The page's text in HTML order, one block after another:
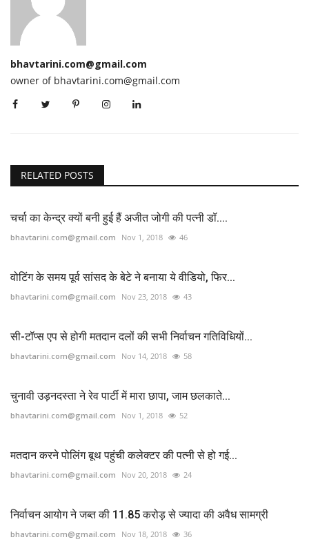
bhavtarini.com@gmail.com
owner of bhavtarini.com@gmail.com
RELATED POSTS
चर्चा का केन्द्र क्यों बनी हुई हैं अजीत जोगी की पत्नी डॉ....
bhavtarini.com@gmail.com Nov 1, 2018 46
वोटिंग के समय पूर्व सांसद के बेटे ने बनाया ये वीडियो, फिर...
bhavtarini.com@gmail.com Nov 23, 2018 43
सी-टॉप्स एप से होगी मतदान दलों की सभी निर्वाचन गतिविधियों...
bhavtarini.com@gmail.com Nov 14, 2018 58
चुनावी उड़नदस्ता ने रेव पार्टी में मारा छापा, जाम छलकाते...
bhavtarini.com@gmail.com Nov 1, 2018 52
मतदान करने पोलिंग बूथ पहुंची कलेक्टर की पत्नी से हो गई...
bhavtarini.com@gmail.com Nov 20, 2018 24
निर्वाचन आयोग ने जब्त की 11.85 करोड़ से ज्यादा की अवैध सामग्री
bhavtarini.com@gmail.com Nov 18, 2018 36